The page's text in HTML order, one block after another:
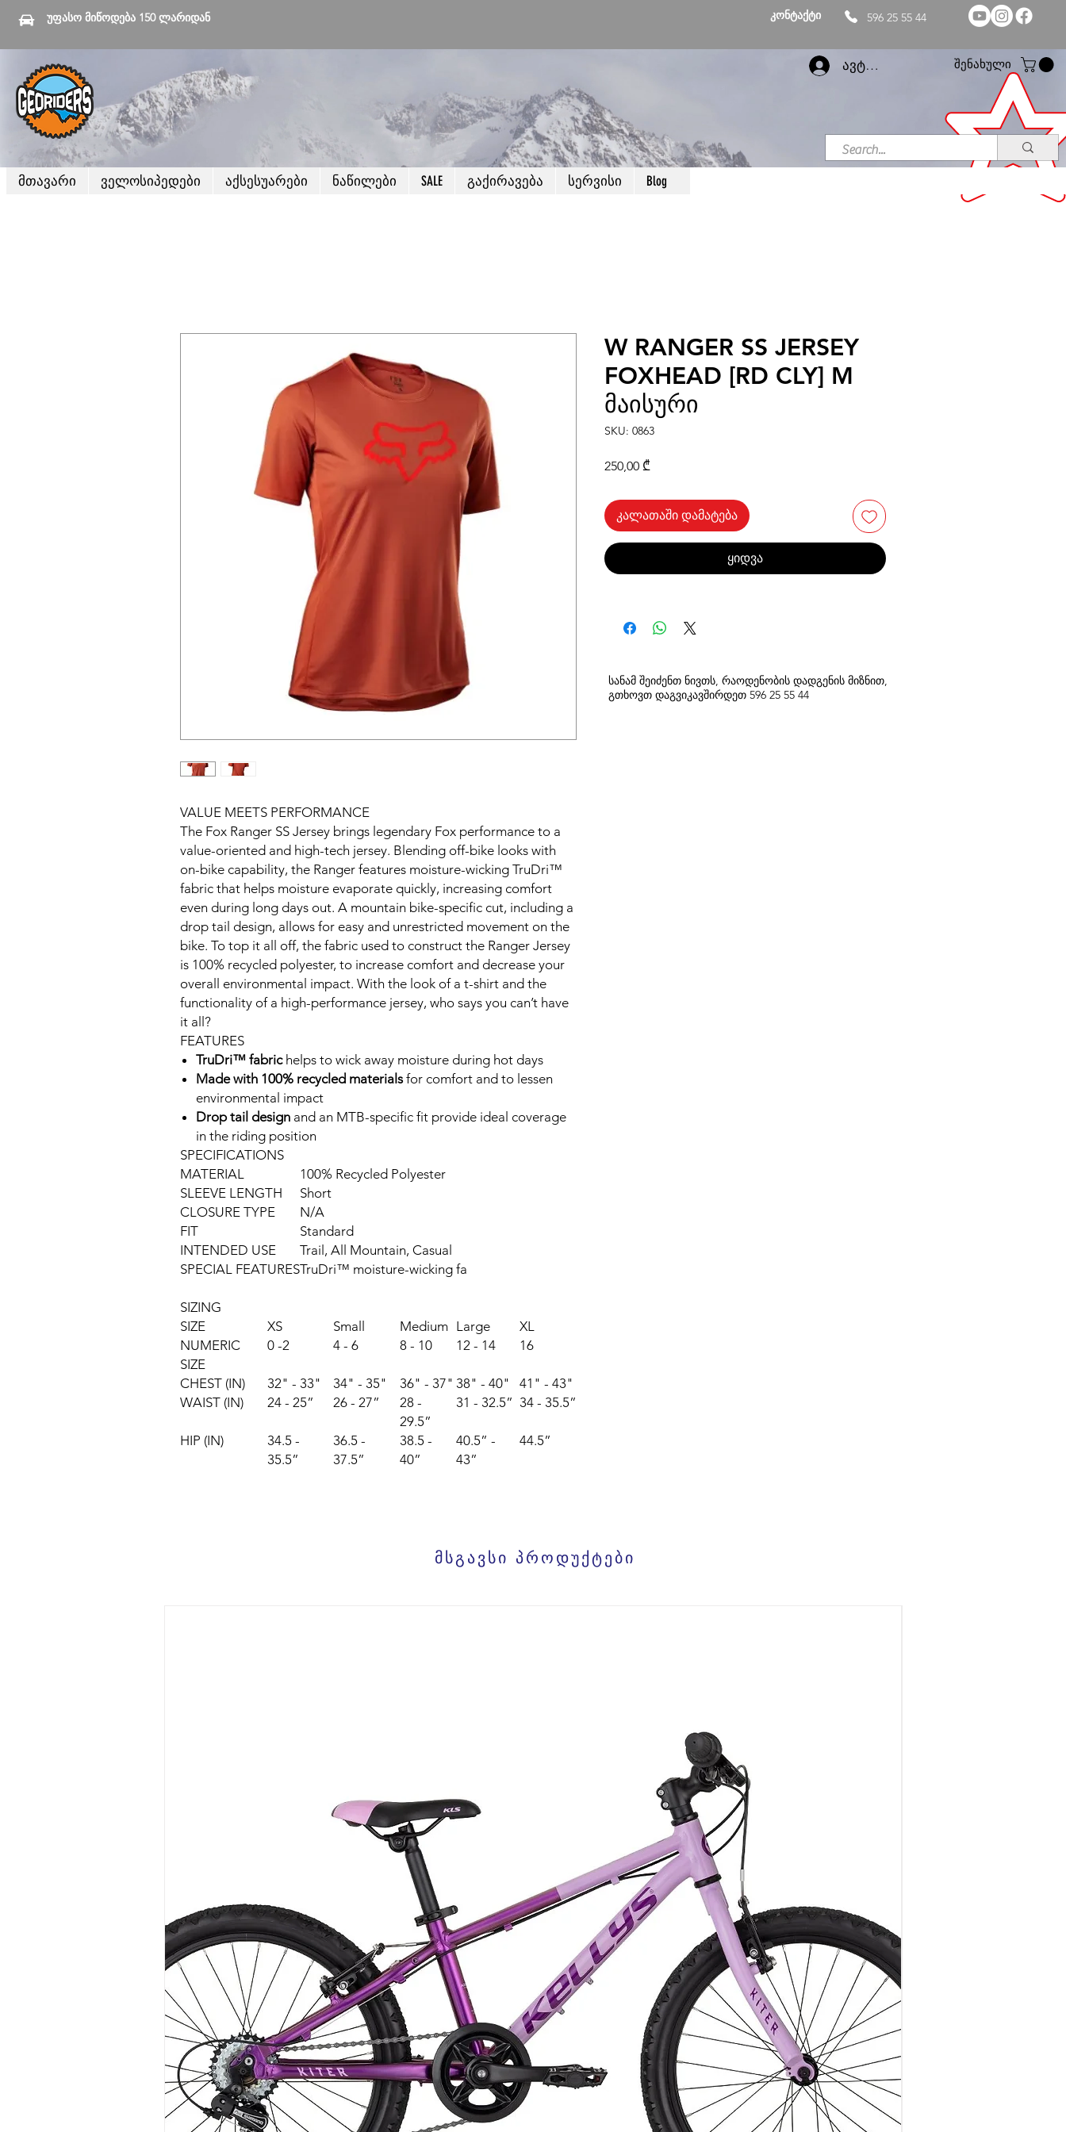
უფასო მიწოდება 150 ლარიდან კონტაქტი 596 25 55 44
ავტორიზაცია შენახული
მთავარი ველოსიპედები აქსესუარები ნაწილები SALE გაქირავება სერვისი Blog
VALUE MEETS PERFORMANCE
The Fox Ranger SS Jersey brings legendary Fox performance to a
value-oriented and high-tech jersey. Blending off-bike looks with
on-bike capability, the Ranger features moisture-wicking TruDri™
fabric that helps moisture evaporate quickly, increasing comfort
even during long days out. A mountain bike-specific cut, including a
drop tail design, allows for easy and unrestricted movement on the
bike. To top it all off, the fabric used to construct the Ranger Jersey
is 100% recycled polyester, to increase comfort and decrease your
overall environmental impact. With the look of a t-shirt and the
functionality of a high-performance jersey, who says you can’t have
it all?
FEATURES
TruDri­™ fabrichelps to wick away moisture during hot days
Made with 100% recycled materialsfor comfort and to lessen
environmental impact
Drop tail design and an MTB-specific fit provide ideal coverage
in the riding position
SPECIFICATIONS
MATERIAL
100% Recycled Polyester
SLEEVE LENGTH
Short
CLOSURE TYPE
N/A
FIT
Standard
INTENDED USE
Trail, All Mountain, Casual
SPECIAL FEATURESTruDri™ moisture-wicking fa
SIZING
SIZE
XS Small Medium Large
XL
NUMERIC
SIZE
0 -2 4 - 6 8 - 10 12 - 14 16
CHEST (IN) 32" - 33" 34" - 35" 36" - 37" 38" - 40"
41" - 43"
WAIST (IN)
24 - 25” 26 - 27”
28 -
29.5”
31 - 32.5” 34 - 35.5”
HIP (IN)
34.5 -
35.5”
36.5 -
37.5”
38.5 -
40”
40.5” -
43”
44.5”
W RANGER SS JERSEY
FOXHEAD [RD CLY] M
მაისური
SKU: 0863
250,00 ₾
კალათაში დამატება
ყიდვა
სანამ შეიძენთ ნივთს, რაოდენობის დადგენის მიზნით,
გთხოვთ დაგვიკავშირდეთ 596 25 55 44
მსგავსი პროდუქტები